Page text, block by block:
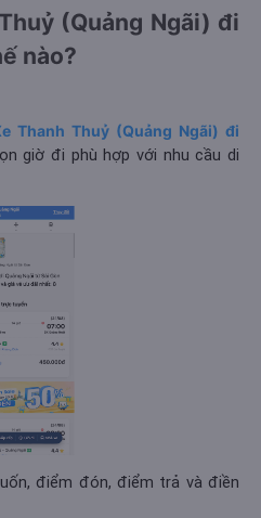
(Quảng Ngãi) đi
nào?
Thanh Thuỷ (Quảng Ngãi) đi
giờ đi phù hợp với nhu cầu di
điểm đón, điểm trả và điền